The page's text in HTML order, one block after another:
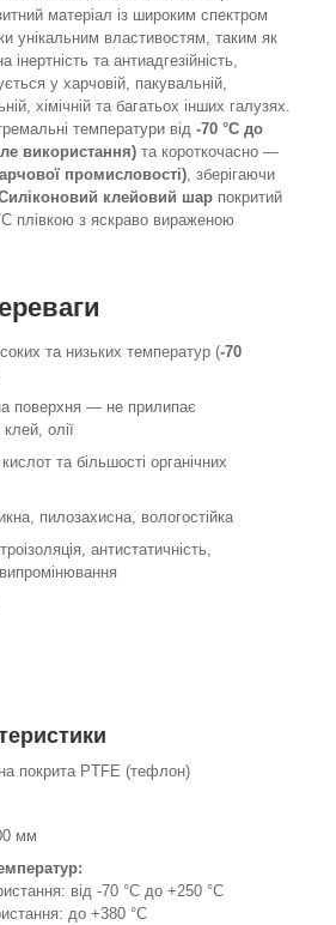
матеріал із широким спектром
унікальним властивостям, таким як
інертність та антиадгезійність,
у харчовій, пакувальній,
хімічній та багатьох інших галузях.
температури від -70 °C до
використання) та короткочасно —
промисловості) , зберігаючи
клейовий шар покритий
плівкою з яскраво вираженою
та низьких температур (-70
поверхня — не прилипає
олії
та більшості органічних
пилозахисна, вологостійка
антистатичність,
покрита PTFE (тефлон)
мм
від -70 °C до +250 °C
до +380 °C